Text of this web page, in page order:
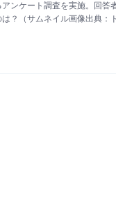
ンケート調査を実施。回答
？（サムネイル画像出典：